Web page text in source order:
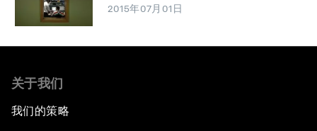
2015年07月01日
关于我们
我们的策略